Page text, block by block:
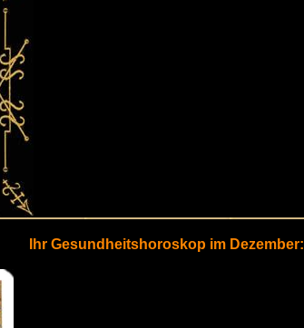
Ihr Gesundheitshoroskop im Dezember: